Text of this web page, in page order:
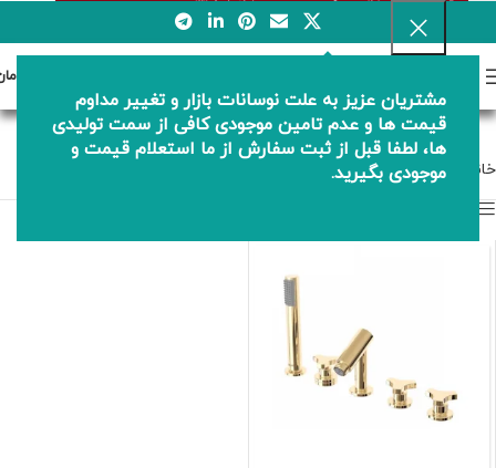
مشتریان عزیز به علت نوسانات بازار و تغییر مداوم
قیمت ها و عدم تامین موجودی کافی از سمت تولیدی
ها، لطفا قبل از ثبت سفارش از ما استعلام قیمت و
موجودی بگیرید.
ست وان کلار
خانه
ست وان کلار